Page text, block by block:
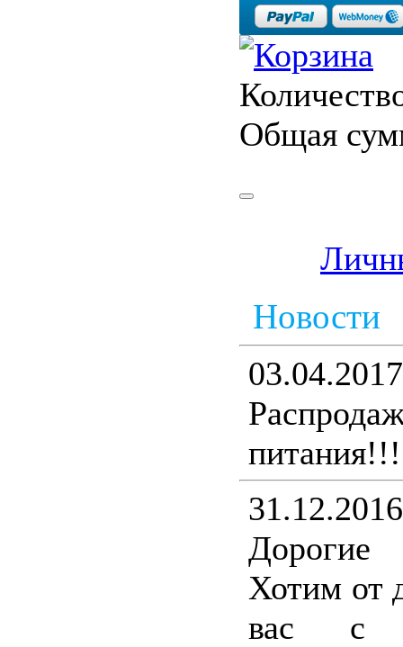
Общая
Новости
03.04.2017
питания!!!
31.12.2016
Хотим от
вас с